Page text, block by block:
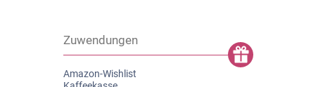
Zuwendungen
Amazon-Wishlist